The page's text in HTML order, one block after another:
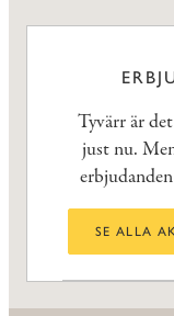
Tyvärr är
just nu.
SE ALLA